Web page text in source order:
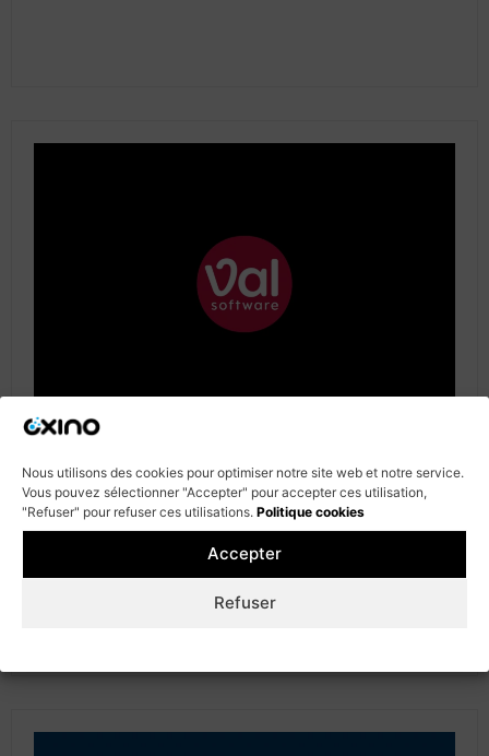
Nous utilisons des cookies pour optimiser notre site web et notre service.
Vous pouvez sélectionner "Accepter" pour accepter ces utilisation,
"Refuser" pour refuser ces utilisations. Politique cookies
Accepter
Refuser
21 décembre 2023
Software
Témoignage : Béatrice JOFFRES, DAF chez Val Software nous
l'innovation de son entreprise. [...]